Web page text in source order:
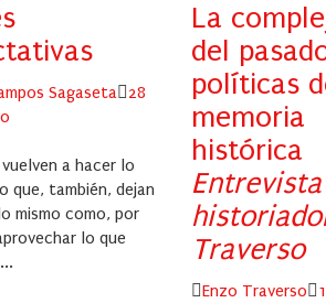
Sagaseta
Posted
28
a hacer lo
que, también, dejan
mismo como, por
lo que
La
del
políticas
memoria
histórica
Traverso
Author
Enzo Traverso